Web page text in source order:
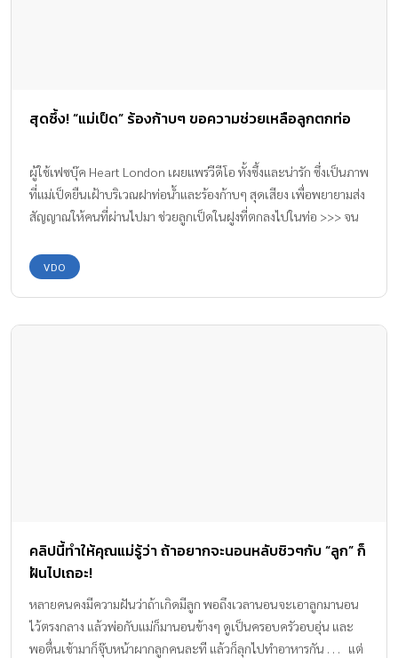
สุดซึ้ง! “แม่เป็ด” ร้องก้าบๆ ขอความช่วยเหลือลูกตกท่อ
ผู้ใช้เฟซบุ๊ค Heart London เผยแพร่วีดีโอ ทั้งซึ้งและน่ารัก ซึ่งเป็นภาพ
ที่แม่เป็ดยืนเฝ้าบริเวณฝาท่อน้ำและร้องก้าบๆ สุดเสียง เพื่อพยายามส่ง
สัญญาณให้คนที่ผ่านไปมา ช่วยลูกเป็ดในฝูงที่ตกลงไปในท่อ >>> จน
จริงๆ ขอบคุณคลิปวีดีโอจาก : Lee Kimreame
VDO
คลิปนี้ทำให้คุณแม่รู้ว่า ถ้าอยากจะนอนหลับชิวๆกับ “ลูก” ก็
ฝันไปเถอะ!
หลายคนคงมีความฝันว่าถ้าเกิดมีลูก พอถึงเวลานอนจะเอาลูกมานอน
ไว้ตรงกลาง แล้วพ่อกับแม่ก็มานอนข้างๆ ดูเป็นครอบครัวอบอุ่น และ
พอตื่นเช้ามาก็จุ๊บหน้าผากลูกคนละที แล้วก็ลุกไปทำอาหารกัน . . . แต่